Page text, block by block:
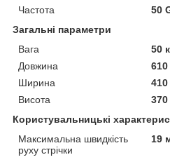
Частота
50
Загальні параметри
Вага
50
Довжина
Ширина
Висота
Користувальницькі
Максимальна швидкість
руху стрічки
19